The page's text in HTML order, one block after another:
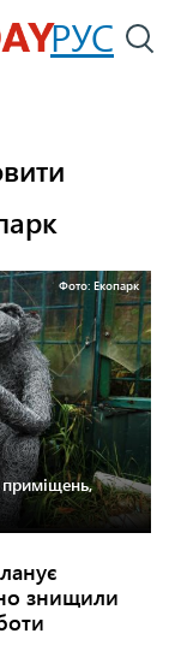
РУС
Фото: Екопарк
приміщень,
знищили